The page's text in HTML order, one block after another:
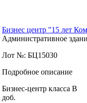
Бизнес центр "15 лет
Административное
Лот №: БЦ15030
Подробное описание
Бизнес-центр класса B
доб.